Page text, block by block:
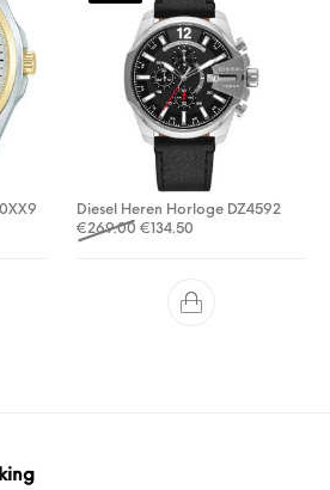
was: €89.00.
is: €62.30.
Diesel Heren Horloge DZ4592
€269.00 Oorspronkelijke prijs was:
€ 134.50